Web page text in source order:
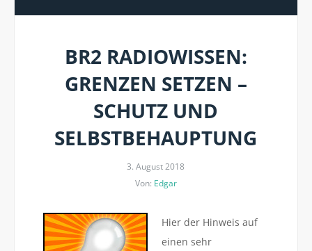
BR2 RADIOWISSEN:
GRENZEN SETZEN –
SCHUTZ UND
SELBSTBEHAUPTUNG
3. August 2018
Von: Edgar
Hier der Hinweis auf
einen sehr